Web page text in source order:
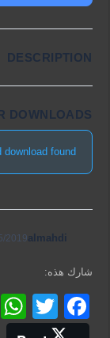
DESCRIPTION
DOWNLOADS
download found!
almahdi
2019
شارك هذه:
F
a
T
wi